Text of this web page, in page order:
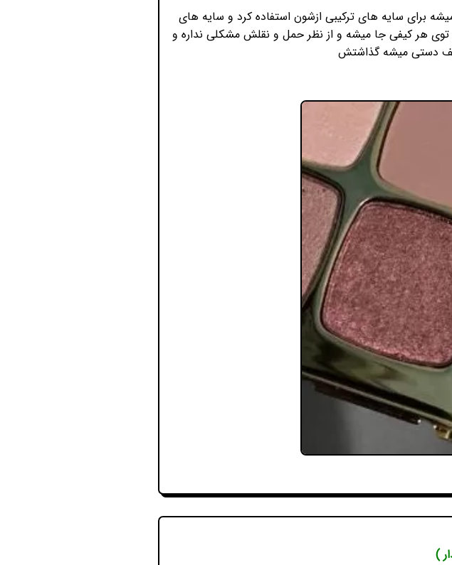
سایه های ترکیبی ازشون استفاده کرد و سایه های
هر کیفی جا میشه و از نظر حمل و نقلش مشکلی نداره و
دستی میشه گذاشتش
)